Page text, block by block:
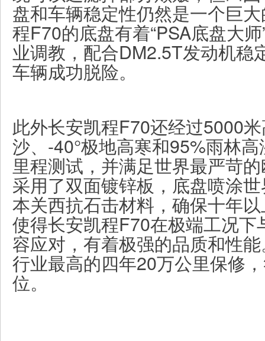
盘和车辆稳定性仍然是一个巨
程F70的底盘有着“PSA底盘大
业调教，配合DM2.5T发动机稳
车辆成功脱险。
此外长安凯程F70还经过5000
沙、-40°极地高寒和95%雨林
里程测试，并满足世界最严苛
采用了双面镀锌板，底盘喷涂
本关西抗石击材料，确保十年
使得长安凯程F70在极端工况
容应对，有着极强的品质和性
行业最高的四年20万公里保修
位。